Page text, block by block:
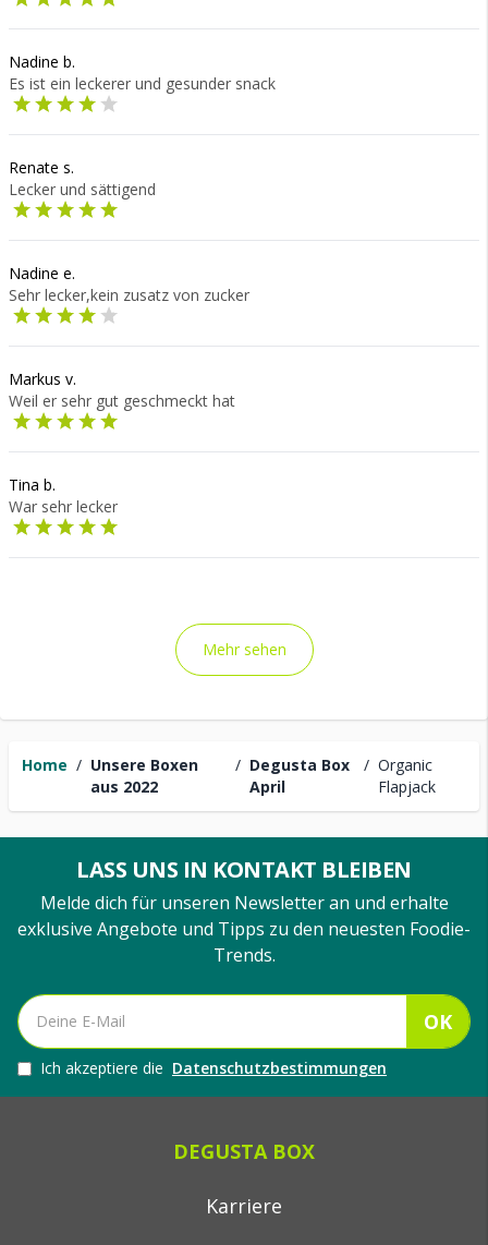
Home / Unsere Boxen
aus 2022
/ Degusta Box
April
/ Organic
Flapjack
Nadine b.
Es ist ein leckerer und gesunder snack
Renate s.
Lecker und sättigend
Nadine e.
Sehr lecker,kein zusatz von zucker
Markus v.
Weil er sehr gut geschmeckt hat
Tina b.
War sehr lecker
Mehr sehen
LASS UNS IN KONTAKT BLEIBEN
Melde dich für unseren Newsletter an und erhalte
exklusive Angebote und Tipps zu den neuesten Foodie-
Trends.
OK
Ich akzeptiere die Datenschutzbestimmungen
DEGUSTA BOX
Karriere